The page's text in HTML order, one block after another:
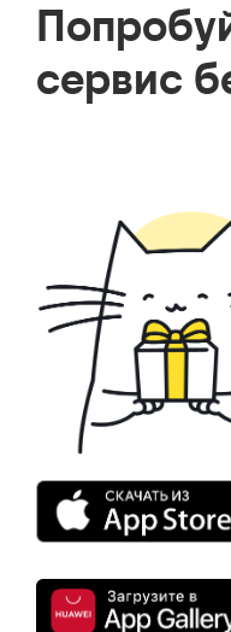
сервис